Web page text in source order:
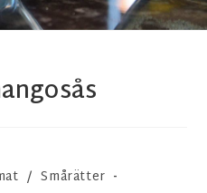
/ Smårätter